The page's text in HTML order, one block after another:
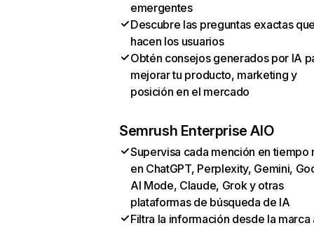
emergentes
Descubre las preguntas exactas
hacen los usuarios
Obtén consejos generados por IA
mejorar tu producto, marketing y
posición en el mercado
Semrush Enterprise AIO
Supervisa cada mención en tiempo
en ChatGPT, Perplexity, Gemini,
AI Mode, Claude, Grok y otras
plataformas de búsqueda de IA
Filtra la información desde la marca